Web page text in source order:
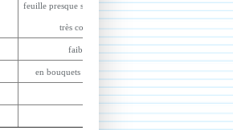
feuille presque sessile (pétiole
très court)
faible
en bouquets rougeâtres